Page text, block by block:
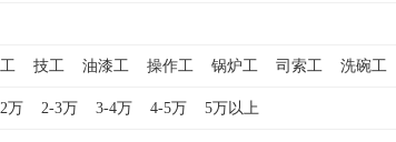
技工 油漆工 操作工 锅炉工 司索工 洗碗工
仪表工 模具工 数控车工 绿化工
万 2-3万 3-4万 4-5万 5万以上